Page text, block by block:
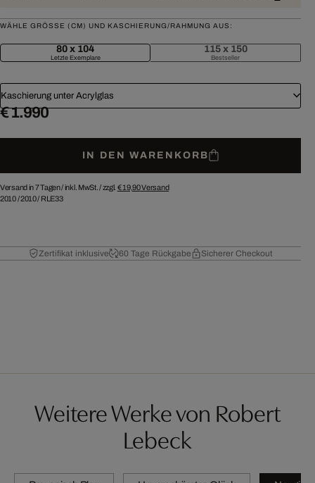
WÄHLE GRÖSSE (CM) UND KASCHIERUNG/RAHMUNG AUS:
80 x 104
Letzte Exemplare
115 x 150
Bestseller
Kaschierung unter Acrylglas
€ 1.990
IN DEN WARENKORB
Versand in 7 Tagen /inkl. MwSt. / zzgl. € 19,90Versand
2010/2010/ RLE33
Zertifikat inklusive 60 Tage Rückgabe Sicherer Checkout
Weitere Werke von Robert
Lebeck